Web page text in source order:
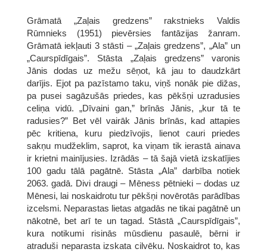
Grāmatā „Zaļais gredzens” rakstnieks Valdis
Rūmnieks (1951) pievērsies fantāzijas žanram.
Grāmatā iekļauti 3 stāsti – „Zaļais gredzens”, „Ala” un
„Caurspīdīgais”. Stāsta „Zaļais gredzens” varonis
Jānis dodas uz mežu sēņot, kā jau to daudzkārt
darījis. Ejot pa pazīstamo taku, viņš nonāk pie dižas,
pa pusei sagāzušās priedes, kas pēkšņi uzradusies
celiņa vidū. „Dīvaini gan,” brīnās Jānis, „kur tā te
radusies?” Bet vēl vairāk Jānis brīnās, kad attapies
pēc kritiena, kuru piedzīvojis, lienot cauri priedes
sakņu mudžeklim, saprot, ka viņam tik ierastā ainava
ir krietni mainījusies. Izrādās – tā šajā vietā izskatījies
100 gadu tālā pagātnē. Stāsta „Ala” darbība notiek
2063. gadā. Divi draugi – Mēness pētnieki – dodas uz
Mēnesi, lai noskaidrotu tur pēkšņi novērotās parādības
izcelsmi. Neparastas lietas atgadās ne tikai pagātnē un
nākotnē, bet arī te un tagad. Stāstā „Caurspīdīgais”,
kura notikumi risinās mūsdienu pasaulē, bērni ir
atraduši neparasta izskata cilvēku. Noskaidrot to, kas